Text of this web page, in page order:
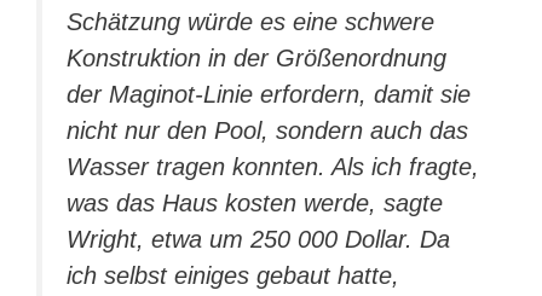
Schätzung würde es eine schwere
Konstruktion in der Größenordnung
der Maginot-Linie erfordern, damit sie
nicht nur den Pool, sondern auch das
Wasser tragen konnten. Als ich fragte,
was das Haus kosten werde, sagte
Wright, etwa um 250 000 Dollar. Da
ich selbst einiges gebaut hatte,